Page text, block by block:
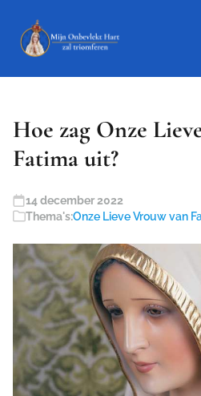
Hoe zag Onze
Fatima uit?
14 december 2022
Thema's:Onze Lieve Vrouw van